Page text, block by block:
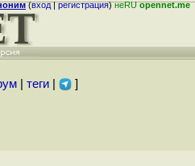
(вход|регистрация)неRUopennet.me
| теги| ]